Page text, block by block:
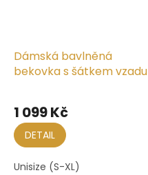
Dámská bavlněná
bekovka s šátkem vzadu
1 099 Kč
DETAIL
Unisize (S-XL)